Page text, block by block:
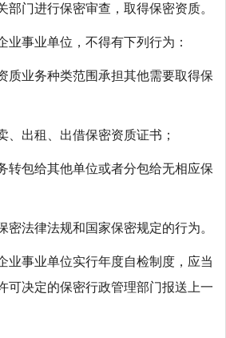
部门进行保密审查，取得保密资质。
业事业单位，不得有下列行为：
质业务种类范围承担其他需要取得保
、出租、出借保密资质证书；
转包给其他单位或者分包给无相应保
密法律法规和国家保密规定的行为。
业事业单位实行年度自检制度，应当
可决定的保密行政管理部门报送上一